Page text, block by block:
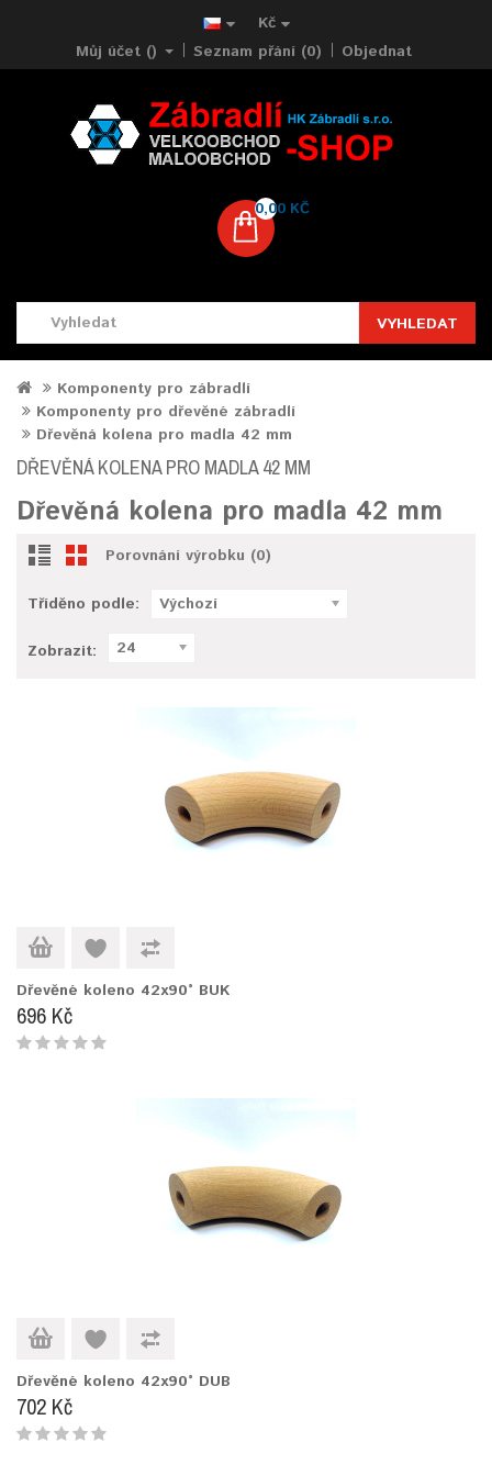
Kč
Můj účet ()
Seznam přání (0) Objednat
0,00 KČ
VYHLEDAT
Komponenty pro zábradlí
Komponenty pro dřevěné zábradlí
Dřevěná kolena pro madla 42 mm
DŘEVĚNÁ KOLENA PRO MADLA 42 MM
Dřevěná kolena pro madla 42 mm
Porovnání výrobku (0)
Tříděno podle: Výchozí
Zobrazit: 24
Dřevěné koleno 42x90° BUK
696 Kč
Dřevěné koleno 42x90° DUB
702 Kč